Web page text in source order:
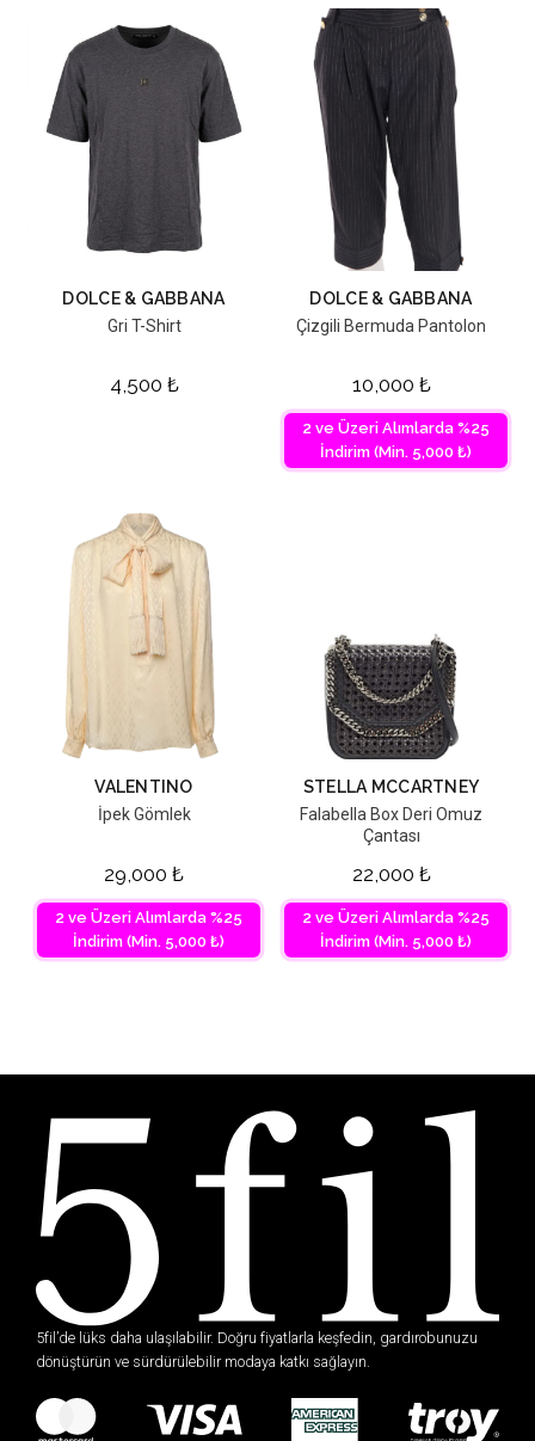
DOLCE & GABBANA
Gri T-Shirt
4,500 ₺
DOLCE & GABBANA
Çizgili Bermuda Pantolon
10,000 ₺
2 ve Üzeri Alımlarda %25
İndirim (Min. 5,000 ₺)
VALENTINO
İpek Gömlek
29,000 ₺
2 ve Üzeri Alımlarda %25
İndirim (Min. 5,000 ₺)
STELLA MCCARTNEY
Falabella Box Deri Omuz
Çantası
22,000 ₺
2 ve Üzeri Alımlarda %25
İndirim (Min. 5,000 ₺)
5fil’de lüks daha ulaşılabilir. Doğru fiyatlarla keşfedin, gardırobunuzu
dönüştürün ve sürdürülebilir modaya katkı sağlayın.